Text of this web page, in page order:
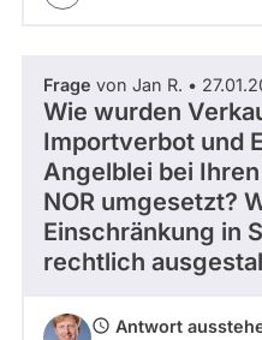
Frage von Jan R. •
Wie wurden
Importverbot und
Angelblei bei
NOR umgesetzt?
Einschränkung in
rechtlich
Antwort